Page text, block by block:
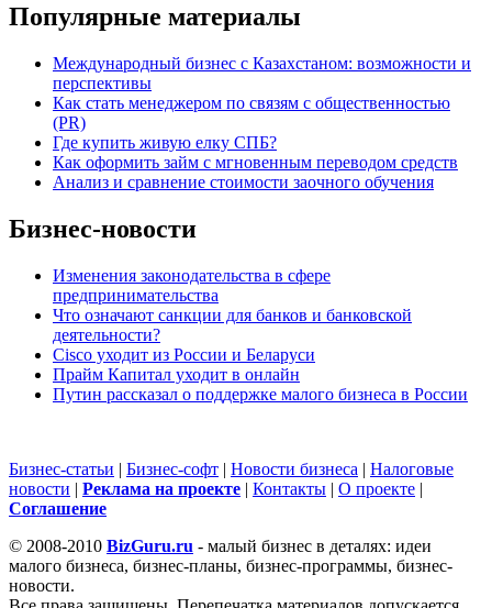
Популярные материалы
Международный бизнес с Казахстаном: возможности и
перспективы
Как стать менеджером по связям с общественностью
(PR)
Где купить живую елку СПБ?
Как оформить займ с мгновенным переводом средств
Анализ и сравнение стоимости заочного обучения
Бизнес-новости
Изменения законодательства в сфере
предпринимательства
Что означают санкции для банков и банковской
деятельности?
Cisco уходит из России и Беларуси
Прайм Капитал уходит в онлайн
Путин рассказал о поддержке малого бизнеса в России
Бизнес-статьи | Бизнес-софт | Новости бизнеса | Налоговые
новости | Реклама на проекте | Контакты | О проекте |
Cоглашение
© 2008-2010 BizGuru.ru - малый бизнес в деталях: идеи
малого бизнеса, бизнес-планы, бизнес-программы, бизнес-
новости.